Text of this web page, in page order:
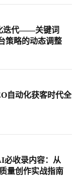
迭代——关键词
策略的动态调整
自动化获客时代全
必收录内容：从
量创作实战指南